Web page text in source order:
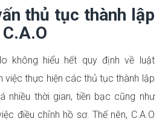
thủ tục thành lập
không hiểu hết quy định về luật
việc thực hiện các thủ tục thành lập
nhiều thời gian, tiền bạc cũng như
điều chỉnh hồ sơ. Thế nên, C.A.O